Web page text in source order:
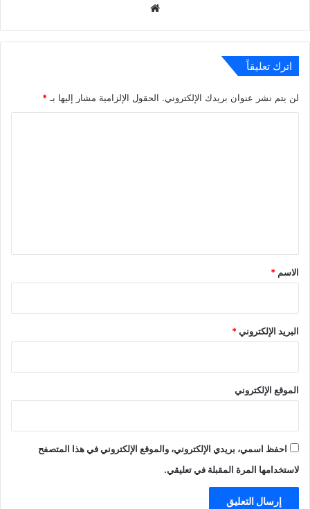
اترك تعليقاً
لن يتم نشر عنوان بريدك الإلكتروني. الحقول الإلزامية مشار إليها بـ *
*
الاسم *
البريد الإلكتروني*
الموقع الإلكتروني
احفظ اسمي، بريدي الإلكتروني، والموقع الإلكتروني في هذا المتصفح
لاستخدامها المرة المقبلة في تعليقي.